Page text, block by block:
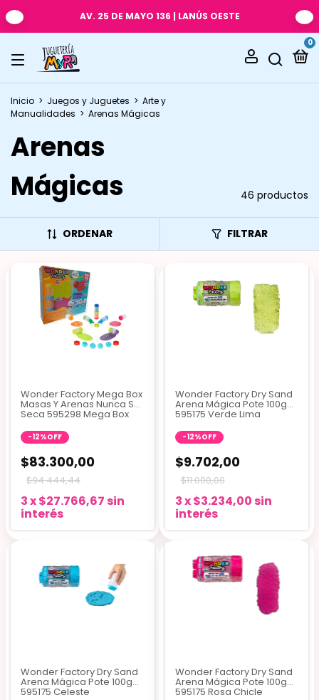
AV. 25 DE MAYO 136 | LANÚS OESTE
0
Inicio > Juegos y Juguetes > Arte y
Manualidades > Arenas Mágicas
Arenas
Mágicas
46 productos
ORDENAR FILTRAR
Wonder Factory Mega Box
Masas Y Arenas Nunca Se
Seca 595298 Mega Box
-12%OFF
$83.300,00
$94.444,44
3x$27.766,67 sin
interés
Wonder Factory Dry Sand
Arena Mágica Pote 100g
595175 Verde Lima
-12%OFF
$9.702,00
$11.000,00
3x$3.234,00 sin
interés
Wonder Factory Dry Sand
Arena Mágica Pote 100g
595175 Celeste
Wonder Factory Dry Sand
Arena Mágica Pote 100g
595175 Rosa Chicle